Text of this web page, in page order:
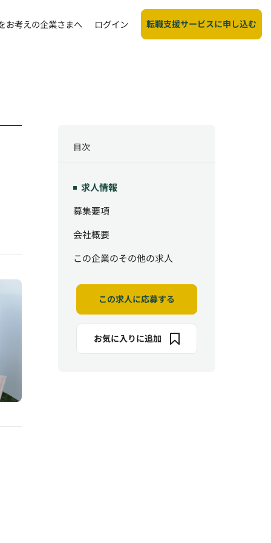
お考えの企業さまへ ログイン 転職支援サービスに申し込む
目次
求人情報
募集要項
会社概要
この企業のその他の求人
この求人に応募する
お気に入りに追加